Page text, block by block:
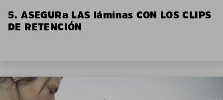
5. ASEGURa LAS láminas CON LOS CLIPS
DE RETENCIÓN